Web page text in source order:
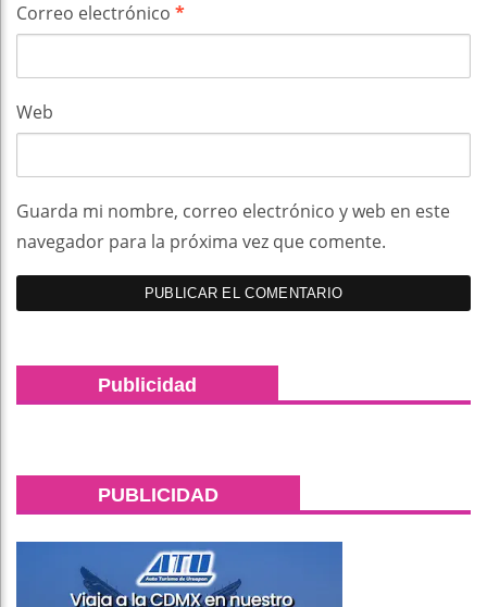
Correo electrónico *
Web
Guarda mi nombre, correo electrónico y web en este
navegador para la próxima vez que comente.
Publicidad
PUBLICIDAD